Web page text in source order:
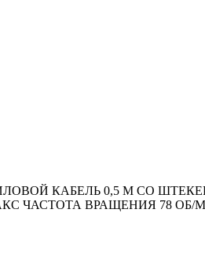
КАБЕЛЬ 0,5 М СО
ЧАСТОТА ВРАЩЕНИЯ 78